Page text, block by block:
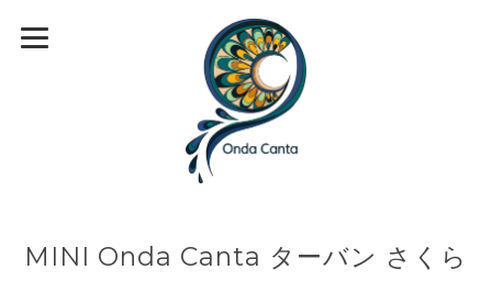
MINI Onda Canta ターバン さくら